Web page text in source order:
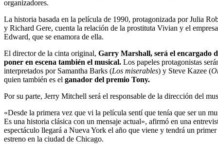
organizadores.
La historia basada en la película de 1990, protagonizada por Julia
y Richard Gere, cuenta la relación de la prostituta Vivian y el
Edward, que se enamora de ella.
El director de la cinta original, Garry Marshall, será el encargado
poner en escena también el musical. Los papeles protagonistas
interpretados por Samantha Barks (Los miserables) y Steve Kazee (
quien también es el ganador del premio Tony.
Por su parte, Jerry Mitchell será el responsable de la dirección del
«Desde la primera vez que vi la película sentí que tenía que ser un
Es una historia clásica con un mensaje actual», afirmó en una
espectáculo llegará a Nueva York el año que viene y tendrá un primer
estreno en la ciudad de Chicago.